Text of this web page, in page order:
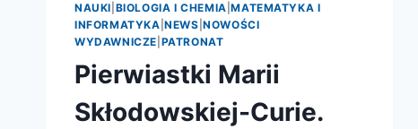
NAUKI BIOLOGIA I CHEMIA |MATEMATYKA I
INFORMATYKA |NEWS |NOWOŚCI
WYDAWNICZE PATRONAT
Pierwiastki Marii
Skłodowskiej-Curie.